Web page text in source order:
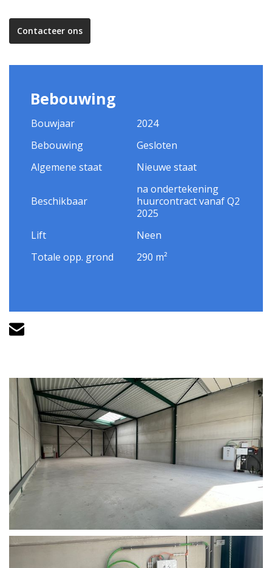
Contacteer ons
Bebouwing
Bouwjaar
2024
Bebouwing
Gesloten
Algemene staat
Nieuwe staat
Beschikbaar
na ondertekening
huurcontract vanaf Q2
2025
Lift
Neen
Totale opp. grond
290 m²